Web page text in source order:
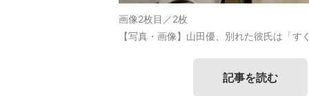
画像2枚目／2枚
【写真・画像】山田優、別れた彼氏は「
記事を読む